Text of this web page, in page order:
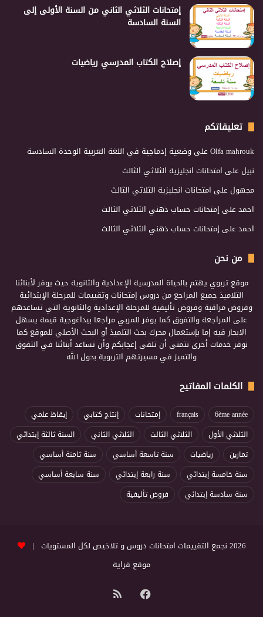
إمتحانات الثلاثي الثاني من السنة الأولى إلى
السنة السادسة
إصلاح الكتاب المدرسي رياضيات
تعليقاتكم
Olfa mahroukعلى وضعية إدماجية في اللغة العربية الوحدة السادسة
نبيلعلى امتحانات انجليزية الثلاثي الثالث
مجهولعلى امتحانات انجليزية الثلاثي الثالث
احمدعلى إمتحانات حساب ذهني الثلاثي الثالث
احمدعلى إمتحانات حساب ذهني الثلاثي الثالث
من نحن
موقع تربوي يهتم بالحياة المدرسية الإعدادية والثانوية حيث يوفر لأبنائنا
التلاميذ جميع المراجع من دروس إمتحانات وتقييمات للمرحلة الإبتدائية
وفروض مراقبة وفروض تأليفية للمرحلة الإعدادية والثانوية التي تساعدهم
على المراجعة والتفوق كما يوفر للمربي مراجعا بيداغوجية قيمة يسهل
الابحار فيه إما بإستعمال محرك بحث التلميذ أو البحث الأصلي للموقع كما
نوفر خدمات أخرى نتمنى أن تلقى إعجابكم وأن تساعد أبنائنا في التفوق
والتميز في مسيرتهم التربوية بحول الله
الكلمات المفاتيح
6ème année
français إمتحانات إنتاج كتابي
إيقاظ علمي
الثلاثي الأول
الثلاثي الثالث الثلاثي الثاني
السنة ثالثة إبتدائي
تمارين
رياضيات سنة تاسعة أساسي
سنة ثامنة أساسي
سنة خامسة إبتدائي
سنة رابعة إبتدائي
سنة سابعة أساسي
سنة سادسة إبتدائي
فروض تأليفية
2026 نجمع التقييمات امتحانات دروس و تلاخيص لكل المستويات |
موقع قراية
فيسبوك